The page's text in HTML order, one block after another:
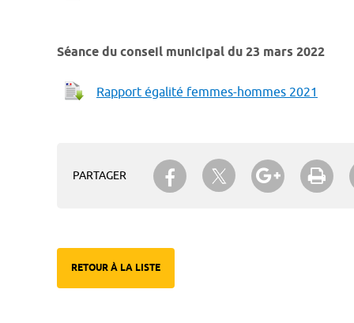
Séance du conseil municipal du 23 mars 2022
Rapport égalité femmes-hommes 2021
PARTAGER
Partager sur Facebook
Partager sur Twitter
Partager
RETOUR À LA LISTE